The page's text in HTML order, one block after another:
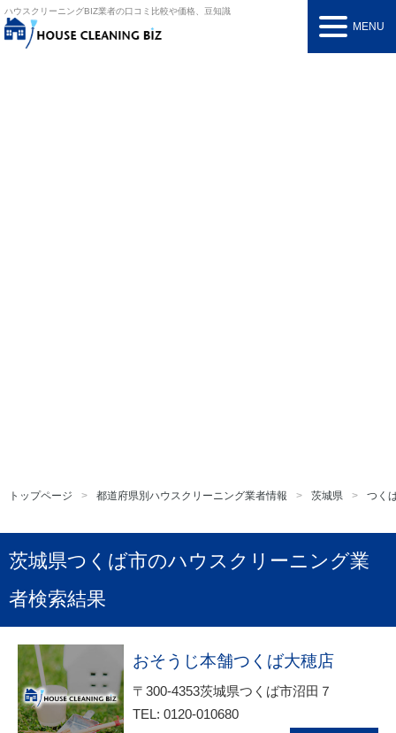
ハウスクリーニングBIZ業者の口コミ比較や価格、豆知識
MENU
トップページ 都道府県別ハウスクリーニング業者情報 茨城県 つく
茨城県つくば市のハウスクリーニング業
者検索結果
おそうじ本舗つくば大穂店
〒300-4353茨城県つくば市沼田７
TEL: 0120-010680